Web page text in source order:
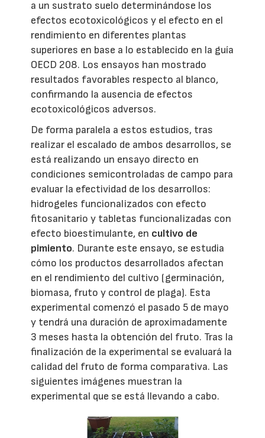
a un sustrato suelo determinándose los
efectos ecotoxicológicos y el efecto en el
rendimiento en diferentes plantas
superiores en base a lo establecido en la guía
OECD 208. Los ensayos han mostrado
resultados favorables respecto al blanco,
confirmando la ausencia de efectos
ecotoxicológicos adversos.
De forma paralela a estos estudios, tras
realizar el escalado de ambos desarrollos, se
está realizando un ensayo directo en
condiciones semicontroladas de campo para
evaluar la efectividad de los desarrollos:
hidrogeles funcionalizados con efecto
fitosanitario y tabletas funcionalizadas con
efecto bioestimulante, en cultivo de
pimiento. Durante este ensayo, se estudia
cómo los productos desarrollados afectan
en el rendimiento del cultivo (germinación,
biomasa, fruto y control de plaga). Esta
experimental comenzó el pasado 5 de mayo
y tendrá una duración de aproximadamente
3 meses hasta la obtención del fruto. Tras la
finalización de la experimental se evaluará la
calidad del fruto de forma comparativa. Las
siguientes imágenes muestran la
experimental que se está llevando a cabo.